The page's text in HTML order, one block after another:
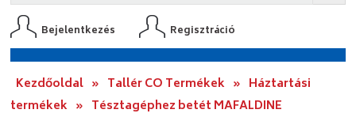
Bejelentkezés Regisztráció
Kezdőoldal » Tallér CO Termékek » Háztartási
termékek » Tésztagéphez betét MAFALDINE